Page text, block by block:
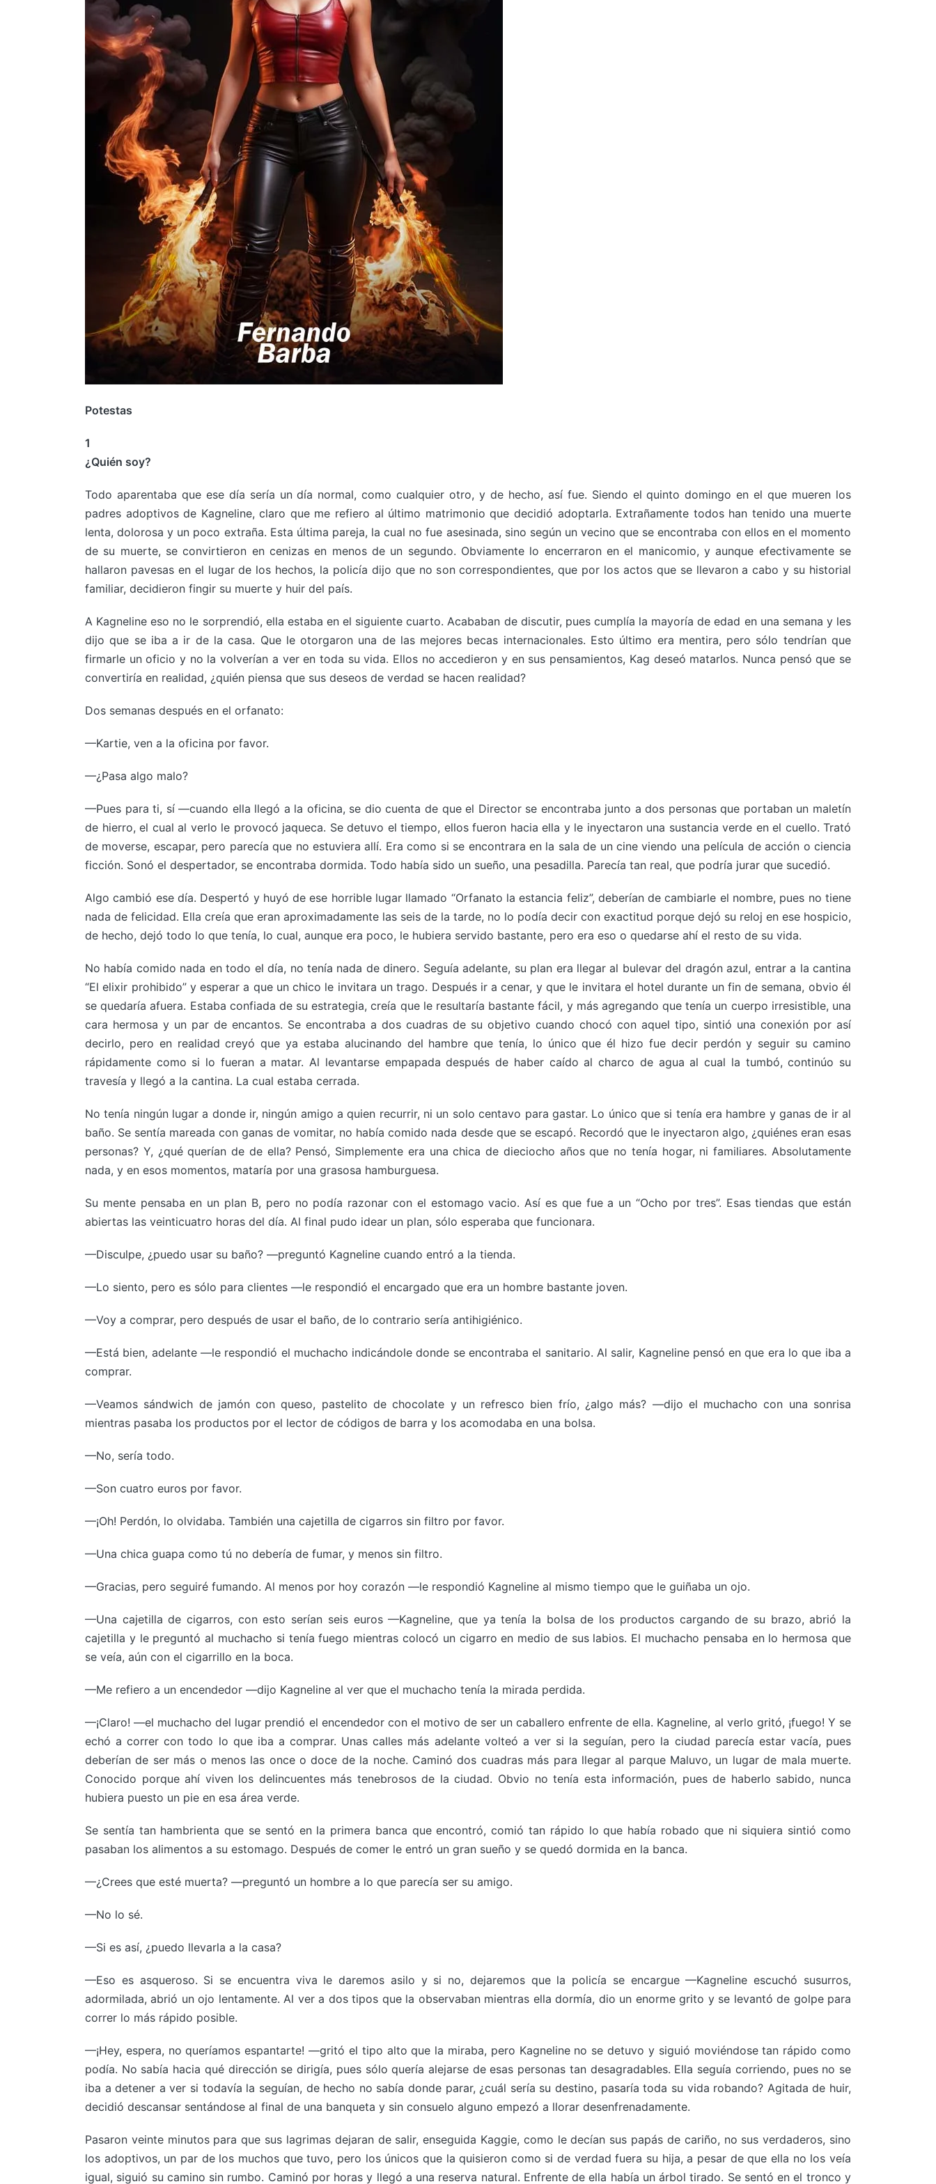
Potestas
1
¿Quién soy?
Todo aparentaba que ese día sería un día normal, como cualquier otro, y de hecho, así fue. Siendo el quinto domingo en el que mueren los
padres adoptivos de Kagneline, claro que me refiero al último matrimonio que decidió adoptarla. Extrañamente todos han tenido una muerte
lenta, dolorosa y un poco extraña. Esta última pareja, la cual no fue asesinada, sino según un vecino que se encontraba con ellos en el momento
de su muerte, se convirtieron en cenizas en menos de un segundo. Obviamente lo encerraron en el manicomio, y aunque efectivamente se
hallaron pavesas en el lugar de los hechos, la policía dijo que no son correspondientes, que por los actos que se llevaron a cabo y su historial
familiar, decidieron fingir su muerte y huir del país.
A Kagneline eso no le sorprendió, ella estaba en el siguiente cuarto. Acababan de discutir, pues cumplía la mayoría de edad en una semana y les
dijo que se iba a ir de la casa. Que le otorgaron una de las mejores becas internacionales. Esto último era mentira, pero sólo tendrían que
firmarle un oficio y no la volverían a ver en toda su vida. Ellos no accedieron y en sus pensamientos, Kag deseó matarlos. Nunca pensó que se
convertiría en realidad, ¿quién piensa que sus deseos de verdad se hacen realidad?
Dos semanas después en el orfanato:
—Kartie, ven a la oficina por favor.
—¿Pasa algo malo?
—Pues para ti, sí —cuando ella llegó a la oficina, se dio cuenta de que el Director se encontraba junto a dos personas que portaban un maletín
de hierro, el cual al verlo le provocó jaqueca. Se detuvo el tiempo, ellos fueron hacia ella y le inyectaron una sustancia verde en el cuello. Trató
de moverse, escapar, pero parecía que no estuviera allí. Era como si se encontrara en la sala de un cine viendo una película de acción o ciencia
ficción. Sonó el despertador, se encontraba dormida. Todo había sido un sueño, una pesadilla. Parecía tan real, que podría jurar que sucedió.
Algo cambió ese día. Despertó y huyó de ese horrible lugar llamado “Orfanato la estancia feliz”, deberían de cambiarle el nombre, pues no tiene
nada de felicidad. Ella creía que eran aproximadamente las seis de la tarde, no lo podía decir con exactitud porque dejó su reloj en ese hospicio,
de hecho, dejó todo lo que tenía, lo cual, aunque era poco, le hubiera servido bastante, pero era eso o quedarse ahí el resto de su vida.
No había comido nada en todo el día, no tenía nada de dinero. Seguía adelante, su plan era llegar al bulevar del dragón azul, entrar a la cantina
“El elixir prohibido” y esperar a que un chico le invitara un trago. Después ir a cenar, y que le invitara el hotel durante un fin de semana, obvio él
se quedaría afuera. Estaba confiada de su estrategia, creía que le resultaría bastante fácil, y más agregando que tenía un cuerpo irresistible, una
cara hermosa y un par de encantos. Se encontraba a dos cuadras de su objetivo cuando chocó con aquel tipo, sintió una conexión por así
decirlo, pero en realidad creyó que ya estaba alucinando del hambre que tenía, lo único que él hizo fue decir perdón y seguir su camino
rápidamente como si lo fueran a matar. Al levantarse empapada después de haber caído al charco de agua al cual la tumbó, continúo su
travesía y llegó a la cantina. La cual estaba cerrada.
No tenía ningún lugar a donde ir, ningún amigo a quien recurrir, ni un solo centavo para gastar. Lo único que si tenía era hambre y ganas de ir al
baño. Se sentía mareada con ganas de vomitar, no había comido nada desde que se escapó. Recordó que le inyectaron algo, ¿quiénes eran esas
personas? Y, ¿qué querían de de ella? Pensó, Simplemente era una chica de dieciocho años que no tenía hogar, ni familiares. Absolutamente
nada, y en esos momentos, mataría por una grasosa hamburguesa.
Su mente pensaba en un plan B, pero no podía razonar con el estomago vacio. Así es que fue a un “Ocho por tres”. Esas tiendas que están
abiertas las veinticuatro horas del día. Al final pudo idear un plan, sólo esperaba que funcionara.
—Disculpe, ¿puedo usar su baño? —preguntó Kagneline cuando entró a la tienda.
—Lo siento, pero es sólo para clientes —le respondió el encargado que era un hombre bastante joven.
—Voy a comprar, pero después de usar el baño, de lo contrario sería antihigiénico.
—Está bien, adelante —le respondió el muchacho indicándole donde se encontraba el sanitario. Al salir, Kagneline pensó en que era lo que iba a
comprar.
—Veamos sándwich de jamón con queso, pastelito de chocolate y un refresco bien frío, ¿algo más? —dijo el muchacho con una sonrisa
mientras pasaba los productos por el lector de códigos de barra y los acomodaba en una bolsa.
—No, sería todo.
—Son cuatro euros por favor.
—¡Oh! Perdón, lo olvidaba. También una cajetilla de cigarros sin filtro por favor.
—Una chica guapa como tú no debería de fumar, y menos sin filtro.
—Gracias, pero seguiré fumando. Al menos por hoy corazón —le respondió Kagneline al mismo tiempo que le guiñaba un ojo.
—Una cajetilla de cigarros, con esto serían seis euros —Kagneline, que ya tenía la bolsa de los productos cargando de su brazo, abrió la
cajetilla y le preguntó al muchacho si tenía fuego mientras colocó un cigarro en medio de sus labios. El muchacho pensaba en lo hermosa que
se veía, aún con el cigarrillo en la boca.
—Me refiero a un encendedor —dijo Kagneline al ver que el muchacho tenía la mirada perdida.
—¡Claro! —el muchacho del lugar prendió el encendedor con el motivo de ser un caballero enfrente de ella. Kagneline, al verlo gritó, ¡fuego! Y se
echó a correr con todo lo que iba a comprar. Unas calles más adelante volteó a ver si la seguían, pero la ciudad parecía estar vacía, pues
deberían de ser más o menos las once o doce de la noche. Caminó dos cuadras más para llegar al parque Maluvo, un lugar de mala muerte.
Conocido porque ahí viven los delincuentes más tenebrosos de la ciudad. Obvio no tenía esta información, pues de haberlo sabido, nunca
hubiera puesto un pie en esa área verde.
Se sentía tan hambrienta que se sentó en la primera banca que encontró, comió tan rápido lo que había robado que ni siquiera sintió como
pasaban los alimentos a su estomago. Después de comer le entró un gran sueño y se quedó dormida en la banca.
—¿Crees que esté muerta? —preguntó un hombre a lo que parecía ser su amigo.
—No lo sé.
—Si es así, ¿puedo llevarla a la casa?
—Eso es asqueroso. Si se encuentra viva le daremos asilo y si no, dejaremos que la policía se encargue —Kagneline escuchó susurros,
adormilada, abrió un ojo lentamente. Al ver a dos tipos que la observaban mientras ella dormía, dio un enorme grito y se levantó de golpe para
correr lo más rápido posible.
—¡Hey, espera, no queríamos espantarte! —gritó el tipo alto que la miraba, pero Kagneline no se detuvo y siguió moviéndose tan rápido como
podía. No sabía hacia qué dirección se dirigía, pues sólo quería alejarse de esas personas tan desagradables. Ella seguía corriendo, pues no se
iba a detener a ver si todavía la seguían, de hecho no sabía donde parar, ¿cuál sería su destino, pasaría toda su vida robando? Agitada de huir,
decidió descansar sentándose al final de una banqueta y sin consuelo alguno empezó a llorar desenfrenadamente.
Pasaron veinte minutos para que sus lagrimas dejaran de salir, enseguida Kaggie, como le decían sus papás de cariño, no sus verdaderos, sino
los adoptivos, un par de los muchos que tuvo, pero los únicos que la quisieron como si de verdad fuera su hija, a pesar de que ella no los veía
igual, siguió su camino sin rumbo. Caminó por horas y llegó a una reserva natural. Enfrente de ella había un árbol tirado. Se sentó en el tronco y